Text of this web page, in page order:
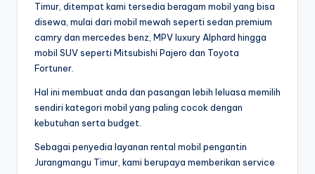
Timur, ditempat kami tersedia beragam mobil yang bisa
disewa, mulai dari mobil mewah seperti sedan premium
camry dan mercedes benz, MPV luxury Alphard hingga
mobil SUV seperti Mitsubishi Pajero dan Toyota
Fortuner.
Hal ini membuat anda dan pasangan lebih leluasa memilih
sendiri kategori mobil yang paling cocok dengan
kebutuhan serta budget.
Sebagai penyedia layanan rental mobil pengantin
Jurangmangu Timur, kami berupaya memberikan service